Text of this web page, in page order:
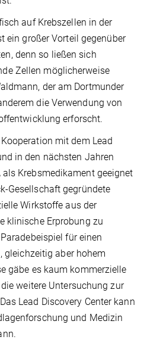
auf Krebszellen in der
ein großer Vorteil gegenüber
denn so ließen sich
Zellen möglicherweise
der am Dortmunder
die Verwendung von
erforscht.
mit dem Lead
in den nächsten Jahren
Krebsmedikament geeignet
Gesellschaft gegründete
Wirkstoffe aus der
klinische Erprobung zu
für einen
aber hohem
gäbe es kaum kommerzielle
weitere Untersuchung zur
Lead Discovery Center kann
und Medizin